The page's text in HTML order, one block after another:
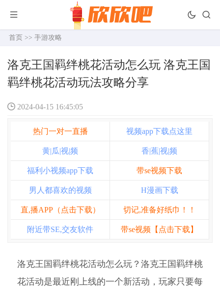
首页 >> 手游攻略
洛克王国羁绊桃花活动怎么玩 洛克王国
羁绊桃花活动玩法攻略分享
2024-04-15 16:45:05
热门一对一直播 视频app下载点这里
黄|瓜|视|频 香|蕉|视|频
福利小视频app下载 带se视频下载
男人都喜欢的视频 H漫画下载
直,播APP（点击下载） 切记,准备好纸巾！！
附近带SE,交友软件 带se视频【点击下载】
洛克王国羁绊桃花活动怎么玩？洛克王国羁绊桃
花活动是最近刚上线的一个新活动，玩家只要每